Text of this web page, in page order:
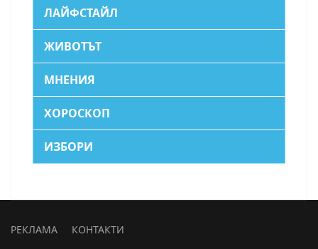
ЛАЙФСТАЙЛ
ЖИВОТЪТ
МНЕНИЯ
ХОРОСКОП
ИЗБОРИ
РЕКЛАМА КОНТАКТИ